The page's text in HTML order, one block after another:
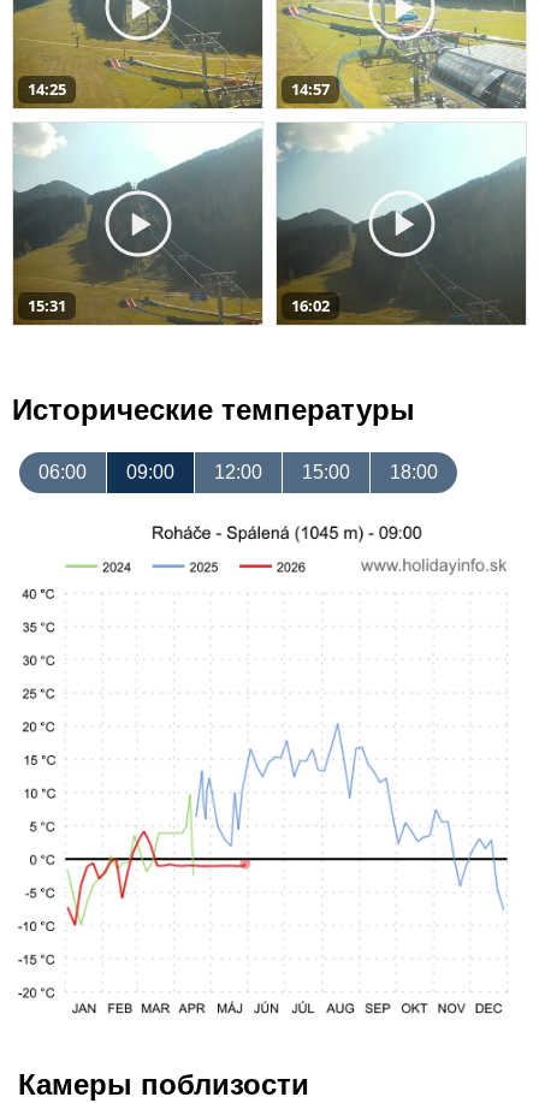
14:25 14:57
15:31 16:02
Исторические температуры
06:00 09:00 12:00 15:00 18:00
Камеры поблизости